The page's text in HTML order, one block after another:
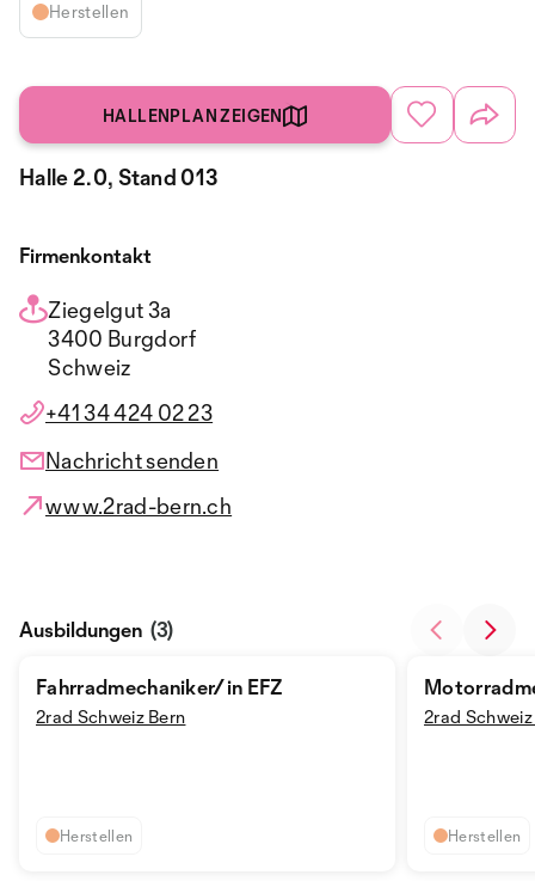
Herstellen
HALLENPLAN ZEIGEN
Halle 2.0, Stand 013
Firmenkontakt
Ziegelgut 3a
3400 Burgdorf
Schweiz
+41 34 424 02 23
Nachricht senden
www.2rad-bern.ch
Fahrradmechaniker/in EFZ
2rad Schweiz Bern
Herstellen
2rad
Herstellen
Ausbildungen (3)